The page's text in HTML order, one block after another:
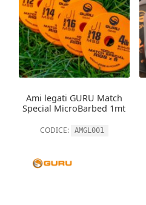
Ami legati GURU Match
Special MicroBarbed 1mt
CODICE: AMGL001